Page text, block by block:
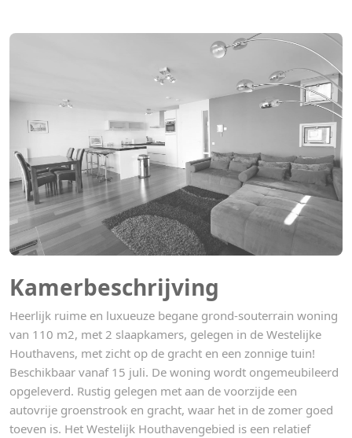
Kamerbeschrijving
Heerlijk ruime en luxueuze begane grond-souterrain woning
van 110 m2, met 2 slaapkamers, gelegen in de Westelijke
Houthavens, met zicht op de gracht en een zonnige tuin!
Beschikbaar vanaf 15 juli. De woning wordt ongemeubileerd
opgeleverd. Rustig gelegen met aan de voorzijde een
autovrije groenstrook en gracht, waar het in de zomer goed
toeven is. Het Westelijk Houthavengebied is een relatief